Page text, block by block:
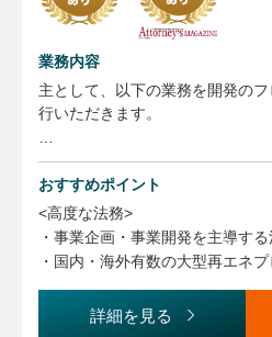
業務内容
主として、以下の業務を開発の
行いただきます。
①再生可能エネルギーの発電所
トに関する契約のドラフティング
（株主間契約、土地利用契約、
ジェクトファイナンスに関連する
②リーガルイシュー及びリーガル
④その他契約書のレビューやコー
おすすめポイント
<高度な法務>
・事業企画・事業開発を主導する
・国内・海外有数の大型再エネ
・大型プロジェクトファイナン
詳細を見る